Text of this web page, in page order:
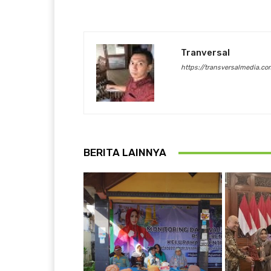
Tranversal
https://
BERITA LAINNYA